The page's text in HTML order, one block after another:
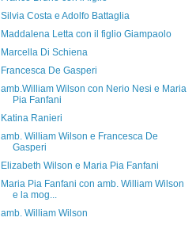
Silvia Costa e Adolfo Battaglia
Maddalena Letta con il figlio Giampaolo
Marcella Di Schiena
Francesca De Gasperi
amb.William Wilson con Nerio Nesi e Maria
Pia Fanfani
Katina Ranieri
amb. William Wilson e Francesca De
Gasperi
Elizabeth Wilson e Maria Pia Fanfani
Maria Pia Fanfani con amb. William Wilson
e la mog...
amb. William Wilson